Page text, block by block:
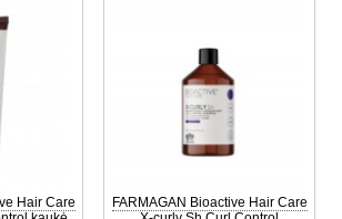
Hair Care
FARMAGAN Bioactive Hair Care